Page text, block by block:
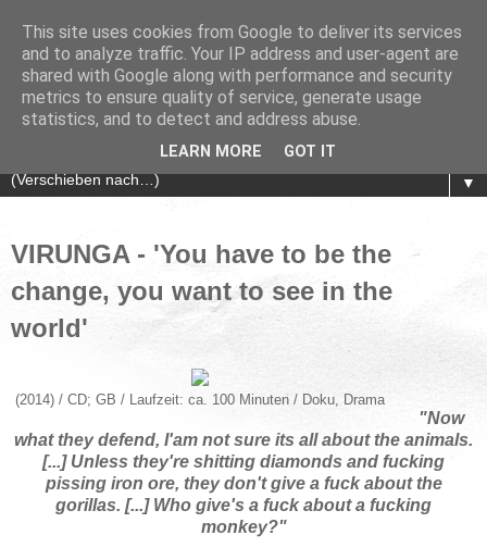
▼
VIRUNGA - 'You have to be the
change, you want to see in the
world'
(2014) / CD; GB / Laufzeit: ca. 100 Minuten / Doku, Drama
"Now
what they defend, I'am not sure its all about the animals.
[...] Unless they're shitting diamonds and fucking
pissing iron ore, they don't give a fuck about the
gorillas. [...] Who give's a fuck about a fucking
monkey?"
This site uses cookies from Google to deliver its services
and to analyze traffic. Your IP address and user-agent are
shared with Google along with performance and security
metrics to ensure quality of service, generate usage
statistics, and to detect and address abuse.
LEARN MORE GOT IT